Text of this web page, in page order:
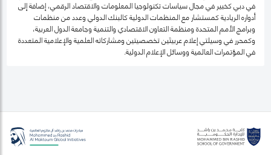
في دبي كخبير في مجال سياسات تكنولوجيا المعلومات والاقتصاد الرقمي، إضافة إلى
أدواره الريادية كمستشار مع المنظمات الدولية كالبنك الدولي وعدد من منظمات
وبرامج الأمم المتحدة ومنظمة التعاون الاقتصادي والتنمية وجامعة الدول العربية،
وكمحرر في وسيلتي إعلام عربيتَين تخصصيتين ومشاركاته العلمية والإعلامية المتعددة
في المؤتمرات العالمية ووسائل الإعلام الدولية.